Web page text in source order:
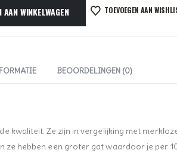
AAN WINKELWAGEN TOEVOEGEN AAN
BEOORDELINGEN (0)
kwaliteit. Ze zijn in vergelijking met
ze hebben een groter gat waardoor je per